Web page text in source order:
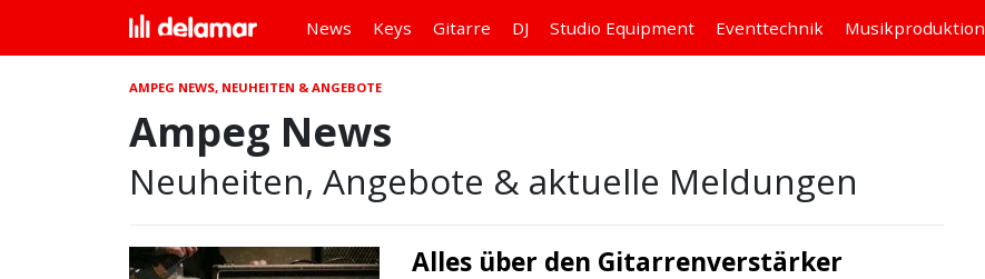
News Keys Gitarre DJ Studio Equipment Eventtechnik Musikproduktion
AMPEG NEWS, NEUHEITEN & ANGEBOTE
Ampeg News
Neuheiten, Angebote & aktuelle Meldungen
Alles über den Gitarrenverstärker